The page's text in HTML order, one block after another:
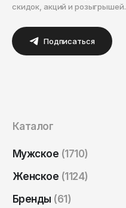
скидок, акций и розыгрышей.
Подписаться
Каталог
Мужское (1710)
Женское (1124)
Бренды (61)